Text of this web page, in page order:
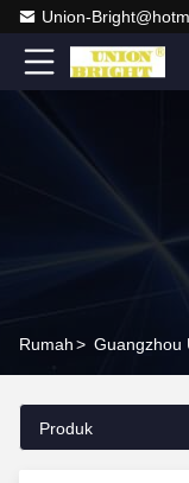
Union-
Rumah>
Produk